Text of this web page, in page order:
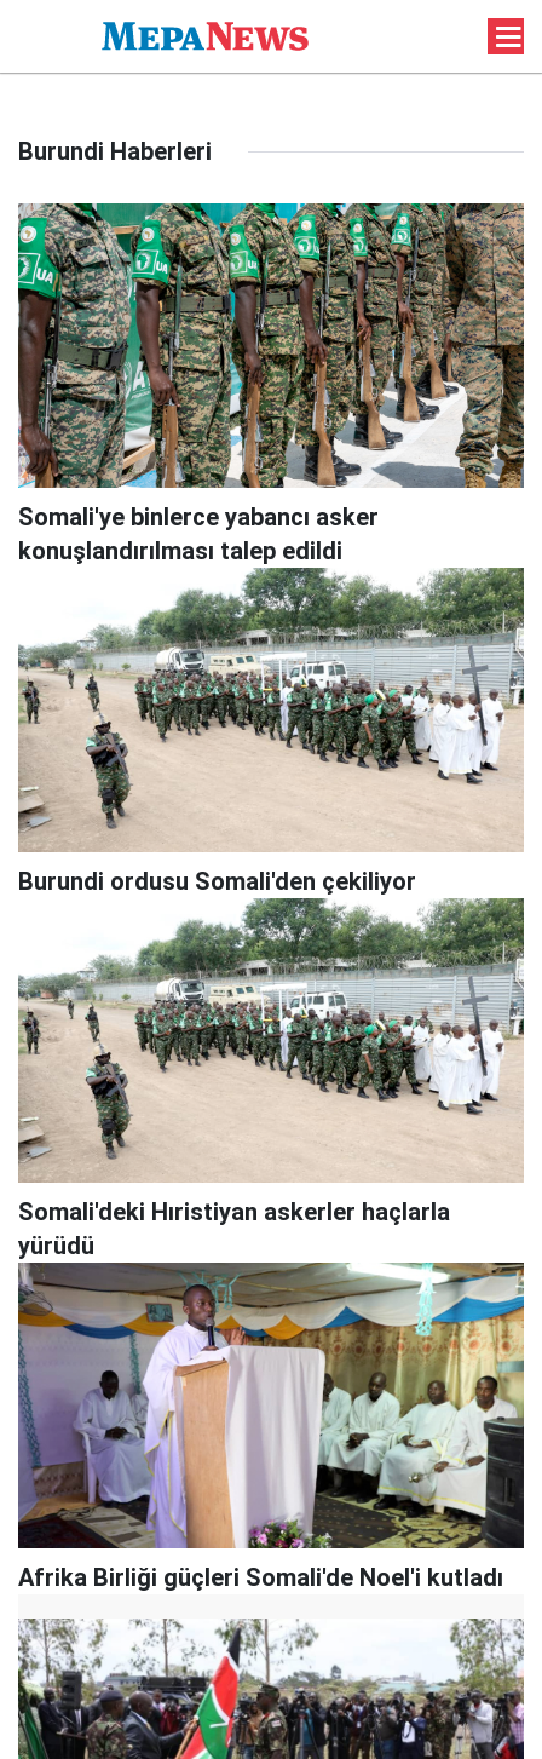
Burundi Haberleri
Somali'ye binlerce yabancı asker
konuşlandırılması talep edildi
Burundi ordusu Somali'den çekiliyor
Somali'deki Hıristiyan askerler haçlarla
yürüdü
Afrika Birliği güçleri Somali'de Noel'i kutladı